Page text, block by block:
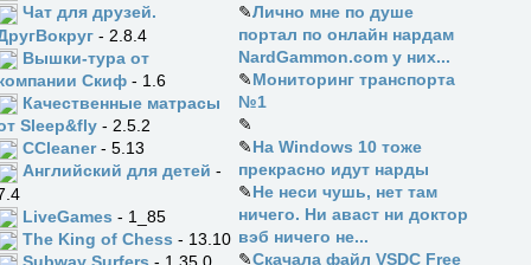
Чат для друзей.
- 2.8.4
Вышки-тура от
Скиф - 1.6
Качественные матрасы
Sleep&fly - 2.5.2
CCleaner- 5.13
Английский для детей -
LiveGames - 1_85
The King of Chess - 13.10
✎Лично мне по душе
портал по онлайн нардам
NardGammon.com у них...
✎Мониторинг транспорта
№1
✎
✎На Windows 10 тоже
прекрасно идут нарды
✎Не неси чушь, нет там
ничего. Ни аваст ни доктор
вэб ничего не...
✎Скачала файл VSDC Free